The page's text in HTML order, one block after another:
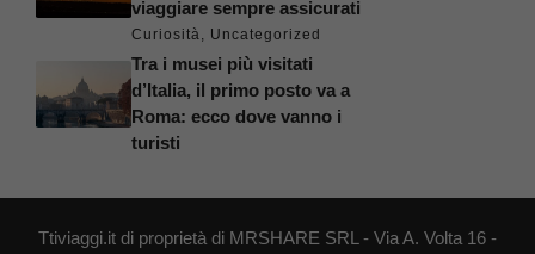
viaggiare sempre assicurati
Curiosità Uncategorized
Tra i musei più visitati
d’Italia, il primo posto va a
Roma: ecco dove vanno i
turisti
Ttiviaggi.it di proprietà di MRSHARE SRL - Via A. Volta 16 -